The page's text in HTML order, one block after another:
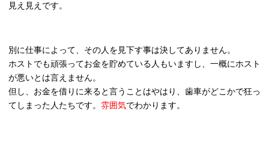
見え見えです。
別に仕事によって、その人を見下す事は決してありません。
ホストでも頑張ってお金を貯めている人もいますし、一概にホスト
が悪いとは言えません。
但し、お金を借りに来ると言うことはやはり、歯車がどこかで狂っ
てしまった人たちです。 雰囲気でわかります。